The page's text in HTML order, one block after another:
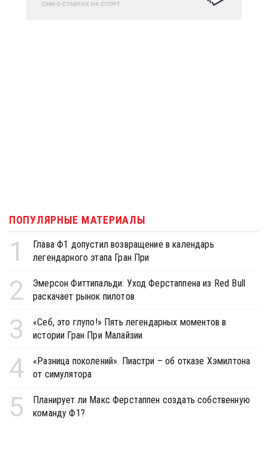
ПОПУЛЯРНЫЕ МАТЕРИАЛЫ
1
Глава Ф1 допустил возвращение в календарь
легендарного этапа Гран При
2
Эмерсон Фиттипальди: Уход Ферстаппена из Red Bull
раскачает рынок пилотов
3
«Себ, это глупо!» Пять легендарных моментов в
истории Гран При Малайзии
4
«Разница поколений». Пиастри – об отказе Хэмилтона
от симулятора
5
Планирует ли Макс Ферстаппен создать собственную
команду Ф1?